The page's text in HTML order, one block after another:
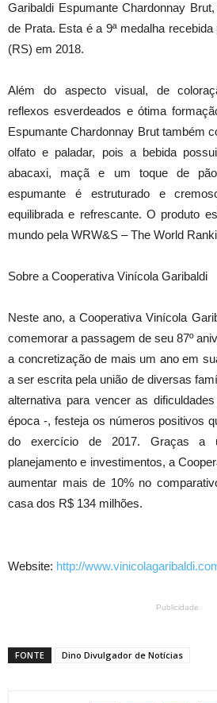
Garibaldi Espumante Chardonnay
de Prata. Esta é a 9ª medalha
(RS) em 2018.
Além do aspecto visual, de
reflexos esverdeados e ótima
Espumante Chardonnay Brut também
olfato e paladar, pois a bebida
abacaxi, maçã e um toque de
espumante é estruturado e
equilibrada e refrescante. O produto
mundo pela WRW&S – The World
Sobre a Cooperativa Vinícola Garibaldi
Neste ano, a Cooperativa Vinícola
comemorar a passagem de seu 87º
a concretização de mais um ano em
a ser escrita pela união de diversas
alternativa para vencer as
época -, festeja os números positivos
do exercício de 2017. Graças a
planejamento e investimentos, a
aumentar mais de 10% no
casa dos R$ 134 milhões.
Website: http://
Publicidade
FONTE Dino Divulgador de Notícias